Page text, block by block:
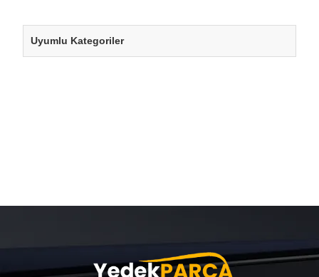
Uyumlu Kategoriler